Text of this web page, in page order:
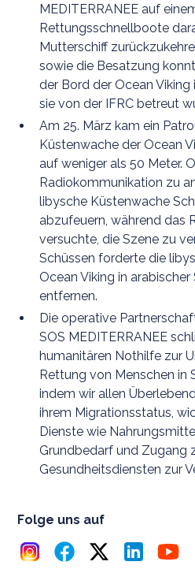
MEDITERRANEE auf
Rettungsschnellboote
Mutterschiff
sowie die Besatzung
der Bord der Ocean
sie von der IFRC betreut
Am 25. März kam ein
Küstenwache der Ocean
auf weniger als 50 Meter.
Radiokommunikation zu
libysche Küstenwache
abzufeuern, während das
versuchte, die Szene zu
Schüssen forderte die
Ocean Viking in
entfernen.
Die operative
SOS MEDITERRANEE
humanitären Nothilfe zur
Rettung von Menschen in
indem wir allen
ihrem Migrationsstatus,
Dienste wie
Grundbedarf und Zugang
Gesundheitsdiensten zur
Folge uns auf